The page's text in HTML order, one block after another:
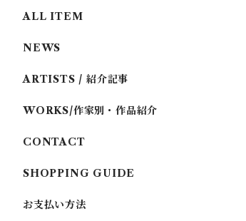
ALL ITEM
NEWS
ARTISTS / 紹介記事
WORKS/作家別・作品紹介
CONTACT
SHOPPING GUIDE
お支払い方法